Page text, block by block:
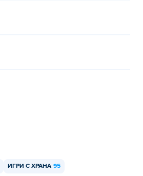
ИГРИ С ХРАНА 95